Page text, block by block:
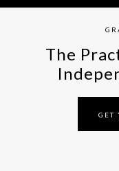
The
GET